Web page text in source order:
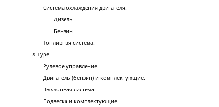
Система охлаждения двигателя.
Дизель
Бензин
Топливная система.
X-Type
Рулевое управление.
Двигатель (бензин) и комплектующие.
Выхлопная система.
Подвеска и комплектующие.